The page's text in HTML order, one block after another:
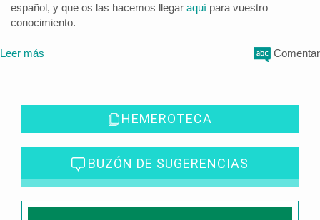
español, y que os las hacemos llegar aquí para vuestro
conocimiento.
Leer más Comentar
HEMEROTECA
BUZÓN DE SUGERENCIAS